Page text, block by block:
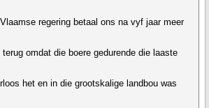
regering betaal ons na vyf jaar meer
omdat die boere gedurende die laaste
het en in die grootskalige landbou was